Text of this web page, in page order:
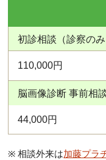
初診相談（診察のみ
110,000円
脳画像診断 事前相
44,000円
相談外来は加藤プラ